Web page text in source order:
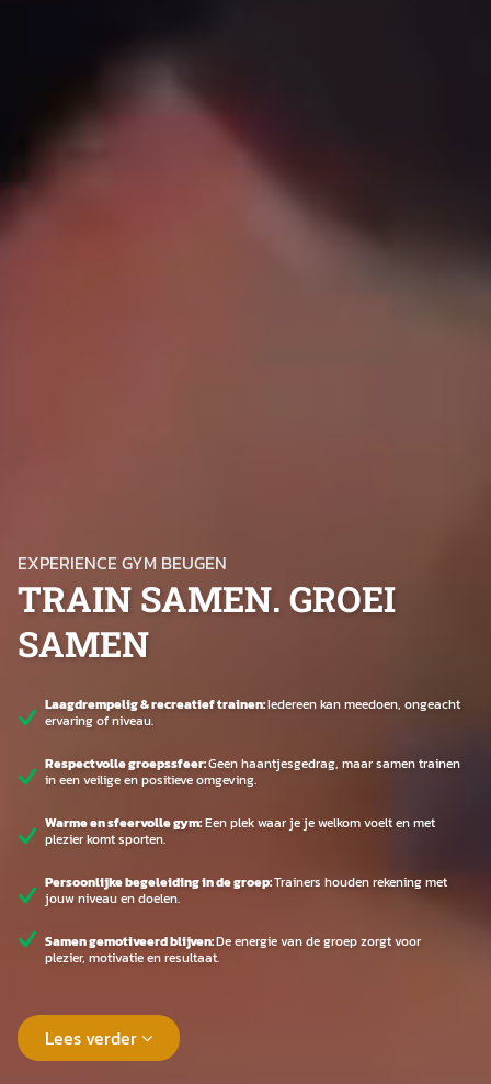
EXPERIENCE GYM BEUGEN
TRAIN SAMEN. GROEI
SAMEN
Laagdrempelig & recreatief trainen:Iedereen kan meedoen, ongeacht
ervaring of niveau.
Respectvolle groepssfeer:Geen haantjesgedrag, maar samen trainen
in een veilige en positieve omgeving.
Warme en sfeervolle gym:Een plek waar je je welkom voelt en met
plezier komt sporten.
Persoonlijke begeleiding in de groep:Trainers houden rekening met
jouw niveau en doelen.
Samen gemotiveerd blijven:De energie van de groep zorgt voor
plezier, motivatie en resultaat.
Lees verder 